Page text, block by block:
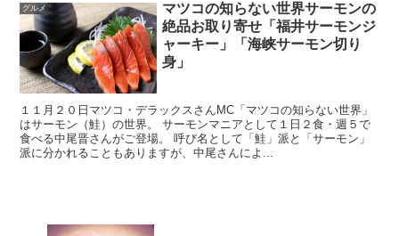
グルメ
マツコの知らない世界サーモンの
絶品お取り寄せ「福井サーモンジ
ャーキー」「海峡サーモン切り
身」
１１月２０日マツコ・デラックスさんMC「マツコの知らない世界」
はサーモン（鮭）の世界。 サーモンマニアとして１日２食・週５で
食べる中尾晋さんがご登場。 呼び名として「鮭」派と「サーモン」
派に分かれることもありますが、中尾さんによ...